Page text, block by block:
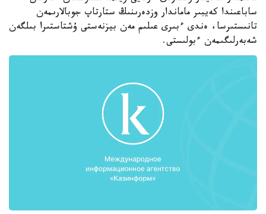
ساباعىندا كەيبىر ماماندار وزدەرىنىڭ ستارتاپ جوبالارىمەن
تانىستىرسا، ەندى ءبىرى عىلىم مەن بيزنەستى ۇشتاستىرا بىلگەن
شەبەرلىگىمەن ءبولىستى.